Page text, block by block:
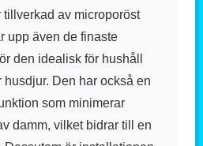
av microporöst
upp även de finaste
den idealisk för hushåll
Den har också en
som minimerar
damm, vilket bidrar till en